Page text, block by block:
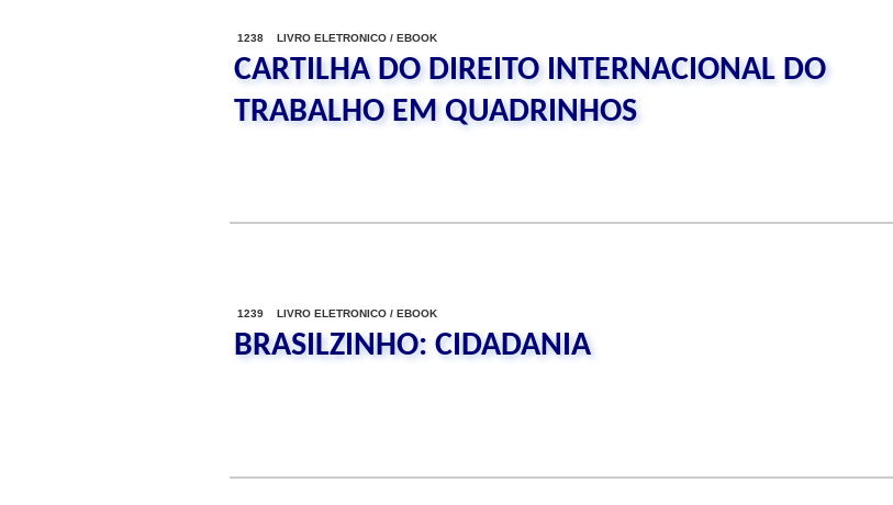
1238 LIVRO ELETRONICO / EBOOK
CARTILHA DO DIREITO INTERNACIONAL DO
TRABALHO EM QUADRINHOS
1239 LIVRO ELETRONICO / EBOOK
BRASILZINHO: CIDADANIA